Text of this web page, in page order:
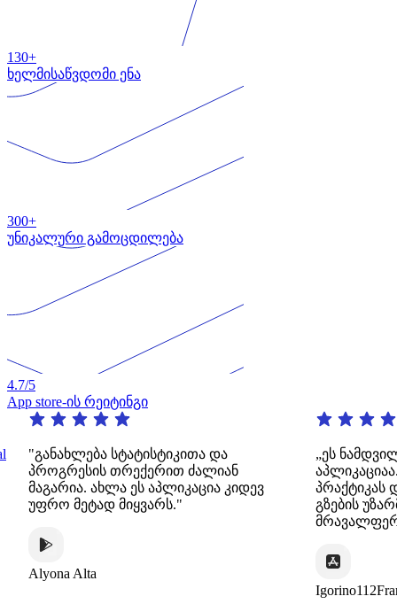
130+
ხელმისაწვდომი ენა
300+
უნიკალური გამოცდილება
4.7/5
App store-ის რეიტინგი
სტატისტიკითა და
თრექერით ძალიან
ახლა ეს აპლიკაცია კიდევ
მეტად მიყვარს."
Alta
„ეს ნამდვილად
აპლიკაციაა.
პრაქტიკას
გზების
Igorino112France